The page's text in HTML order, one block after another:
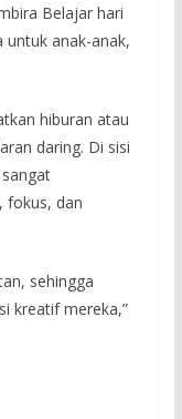
Belajar hari
untuk anak-anak,
hiburan atau
daring. Di sisi
fokus, dan
sehingga
kreatif mereka,”